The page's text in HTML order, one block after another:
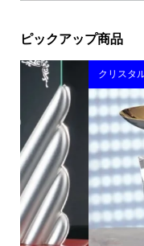
ピックアップ商品
クリスタルカップ